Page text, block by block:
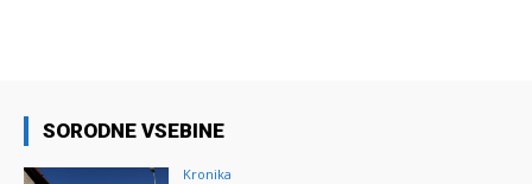
SORODNE VSEBINE
Kronika